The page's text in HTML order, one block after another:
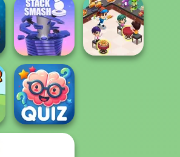
Patterns Link
Gold Digger
FRVR
Stack Smash